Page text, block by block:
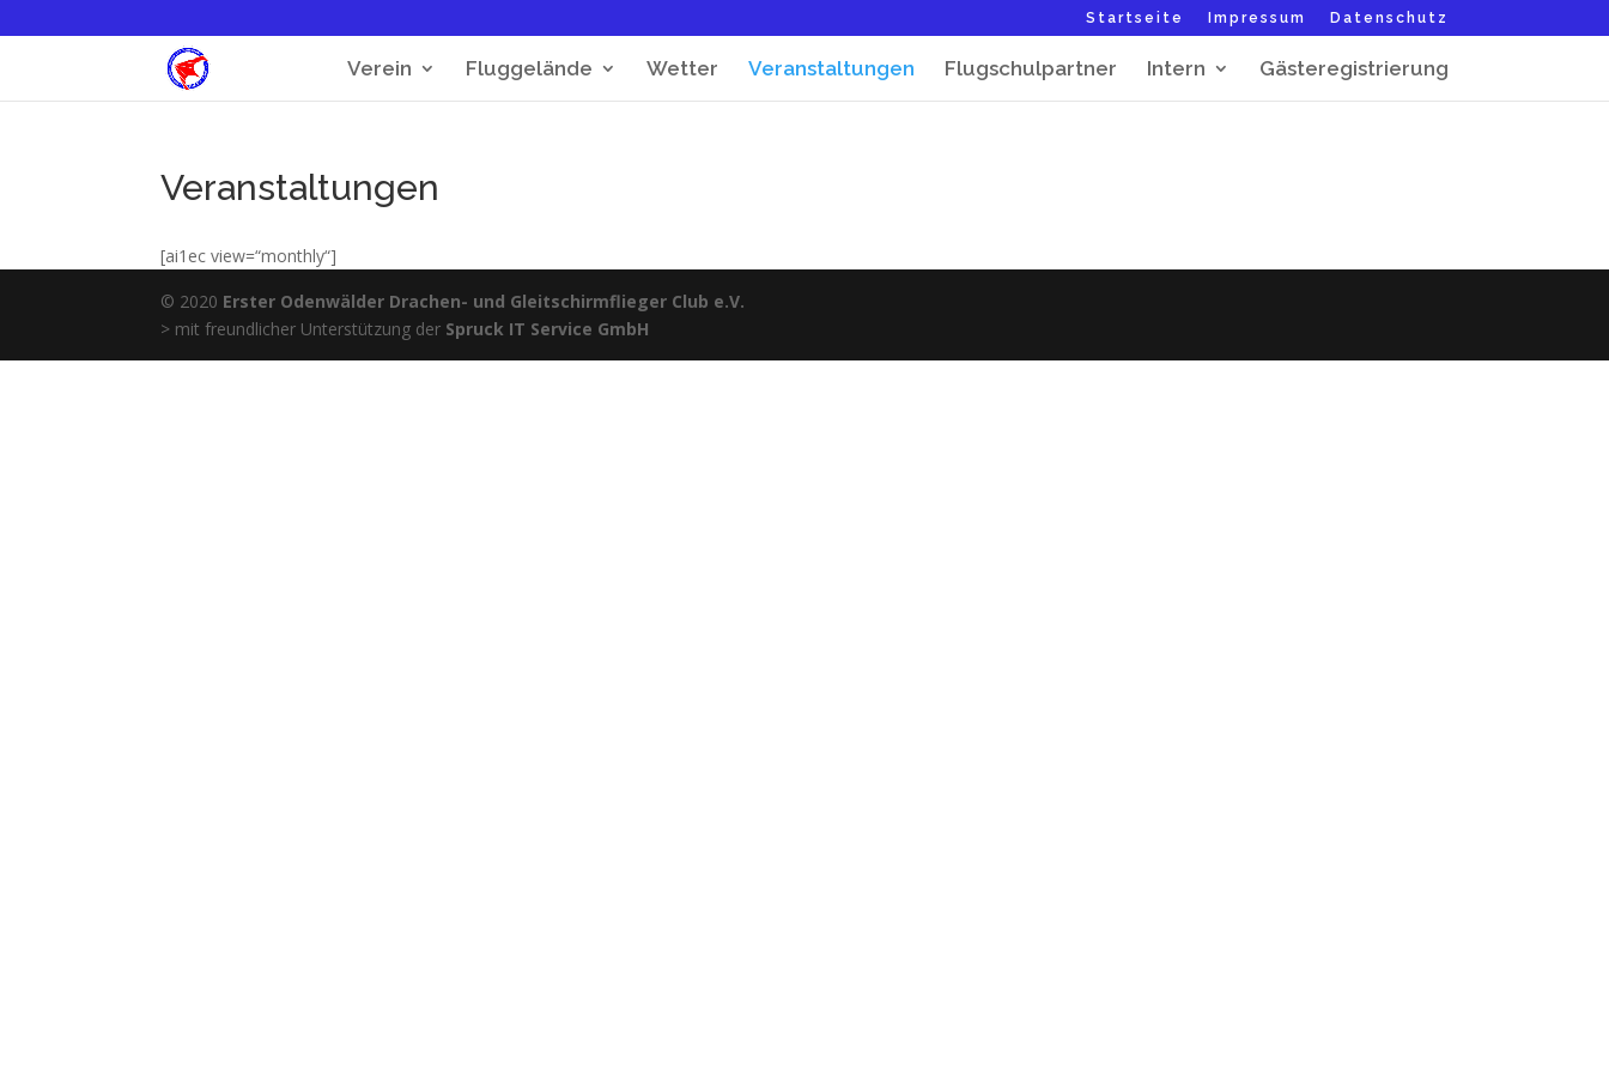
Startseite Impressum Datenschutz
Verein Fluggelände Wetter Veranstaltungen Flugschulpartner Intern Gästeregistrierung
Veranstaltungen
[ai1ec view=“monthly“]
© 2020 Erster Odenwälder Drachen- und Gleitschirmflieger Club e.V.
> mit freundlicher Unterstützung der Spruck IT Service GmbH